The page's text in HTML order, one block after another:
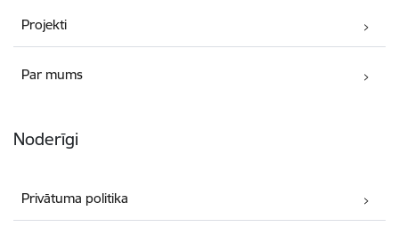
Projekti
Par mums
Noderīgi
Privātuma politika